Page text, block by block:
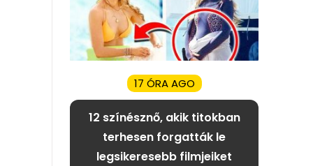
17 ÓRA AGO
12 színésznő, akik titokban
terhesen forgatták le
legsikeresebb filmjeiket